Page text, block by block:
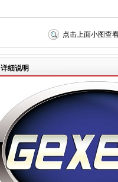
点击上面小图查
详细说明